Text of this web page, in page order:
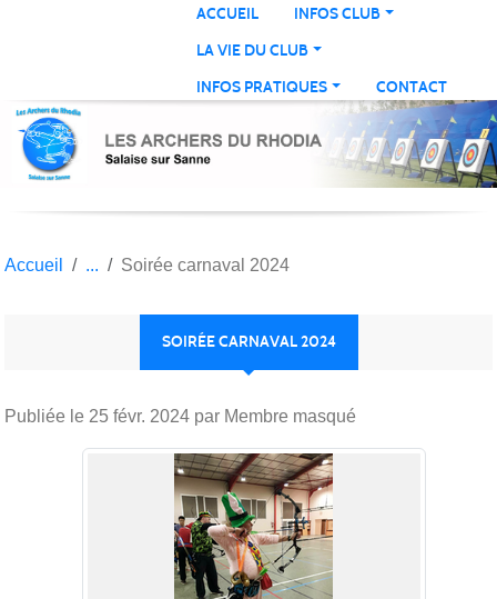
ACCUEIL
INFOS CLUB
LA VIE DU CLUB
INFOS PRATIQUES
CONTACT
Accueil Soirée carnaval 2024
SOIRÉE CARNAVAL 2024
Publiée le 25 févr. 2024 par Membre masqué
Panneau de gestion des cookies